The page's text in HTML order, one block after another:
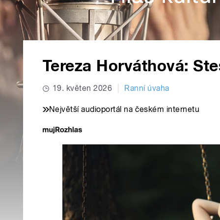
Tereza Horváthová:
19. květen 2026 Ranní úvaha
Největší audioportál na českém internetu